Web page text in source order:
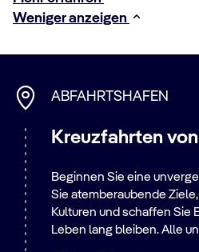
Weniger anzeigen
ABFAHRTSHAFEN
Kreuzfahrten
Beginnen Sie eine
Sie atemberaubende
Kulturen und schaffen Sie
Leben lang bleiben. Alle